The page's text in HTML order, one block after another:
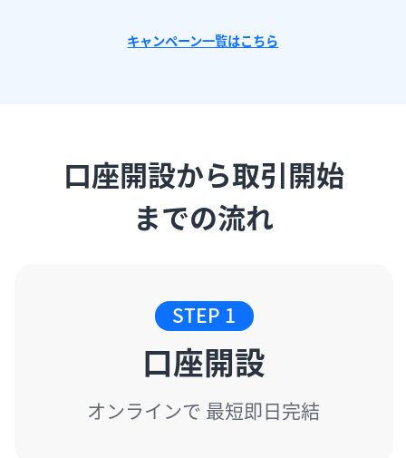
キャンペーン一覧はこちら
口座開設から取引開始
までの流れ
STEP 1
口座開設
オンラインで 最短即日完結